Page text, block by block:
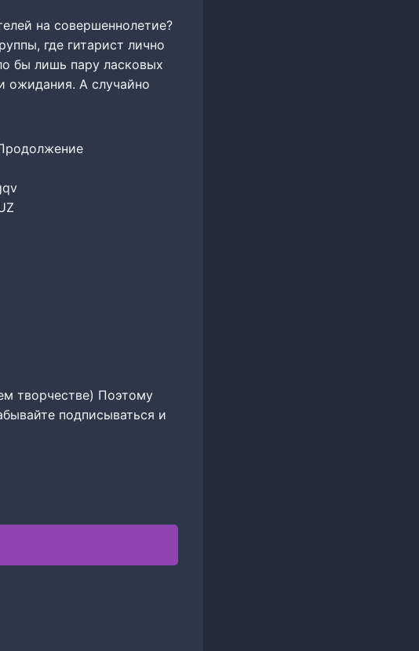
на совершеннолетие?
где гитарист лично
бы лишь пару ласковых
ожидания. А случайно
творчестве) Поэтому
подписываться и